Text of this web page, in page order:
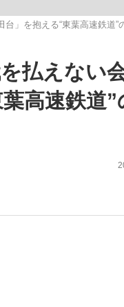
分析は一切聞かれなかっ
」を抱える“東葉高速鉄道”
払えない
高速鉄道”